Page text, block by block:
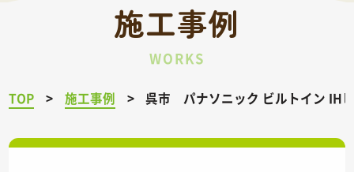
施工事例
WORKS
TOP 施工事例 呉市 パナソニック ビルトイン IH